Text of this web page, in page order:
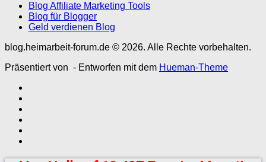
Blog Affiliate Marketing Tools
Blog für Blogger
Geld verdienen Blog
blog.heimarbeit-forum.de © 2026. Alle Rechte vorbehalten.
Präsentiert von - Entworfen mit dem Hueman-Theme